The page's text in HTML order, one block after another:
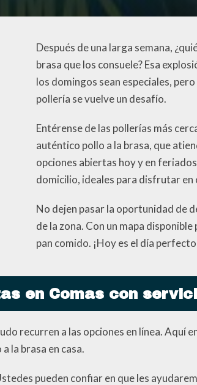
Después de una larga semana,
brasa que los consuele? Esa
los domingos sean especiales,
pollería se vuelve un desafío.
Entérense de las pollerías más
auténtico pollo a la brasa, que
opciones abiertas hoy y en
domicilio, ideales para disfrutar en
No dejen pasar la oportunidad de
de la zona. Con un mapa
pan comido. ¡Hoy es el día
en Comas con
recurren a las opciones en línea.
la brasa en casa.
pueden confiar en que les